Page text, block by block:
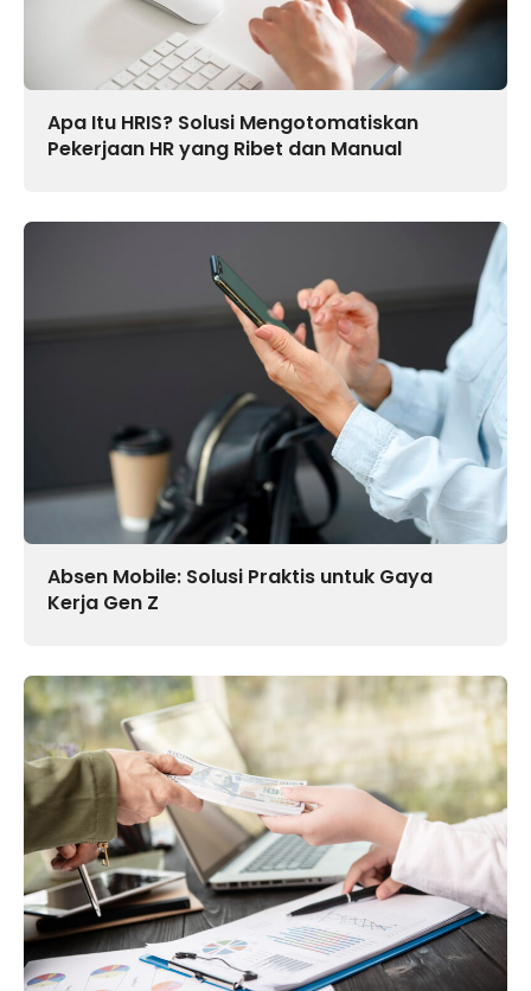
Apa Itu HRIS? Solusi Mengotomatiskan
Pekerjaan HR yang Ribet dan Manual
Absen Mobile: Solusi Praktis untuk Gaya
Kerja Gen Z